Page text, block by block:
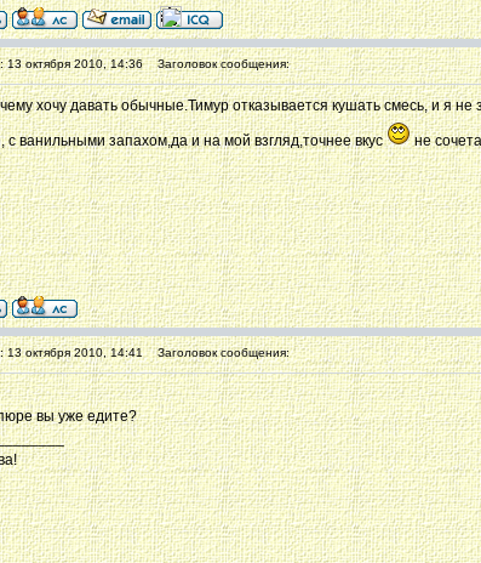
13 октября 2010, 14:36 Заголовок сообщения:
хочу давать обычные.Тимур отказывается кушать смесь, и я
с ванильными запахом,да и на мой взгляд,точнее вкус не
13 октября 2010, 14:41 Заголовок сообщения:
вы уже едите?